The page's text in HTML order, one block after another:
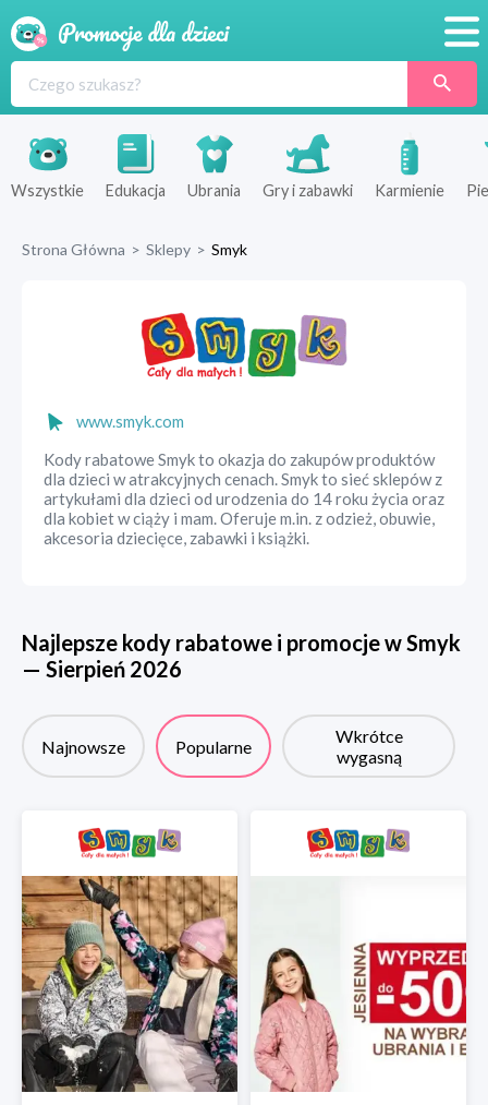
Produkty
Sklepy
Wszystkie Edukacja Ubrania Gry i zabawki Karmienie
Strona Główna > Sklepy > Smyk
www.smyk.com
Kody rabatowe Smyk to okazja do zakupów produktów
dla dzieci w atrakcyjnych cenach. Smyk to sieć sklepów z
artykułami dla dzieci od urodzenia do 14 roku życia oraz
dla kobiet w ciąży i mam. Oferuje m.in. z odzież, obuwie,
akcesoria dziecięce, zabawki i książki.
Najlepsze kody rabatowe i promocje wSmyk
— Sierpień 2026
Najnowsze Popularne
Wkrótce
wygasną